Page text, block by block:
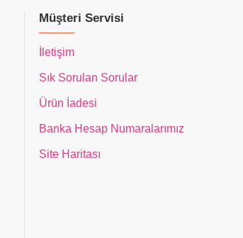
Müşteri Servisi
İletişim
Sık Sorulan Sorular
Ürün İadesi
Banka Hesap Numaralarımız
Site Haritası